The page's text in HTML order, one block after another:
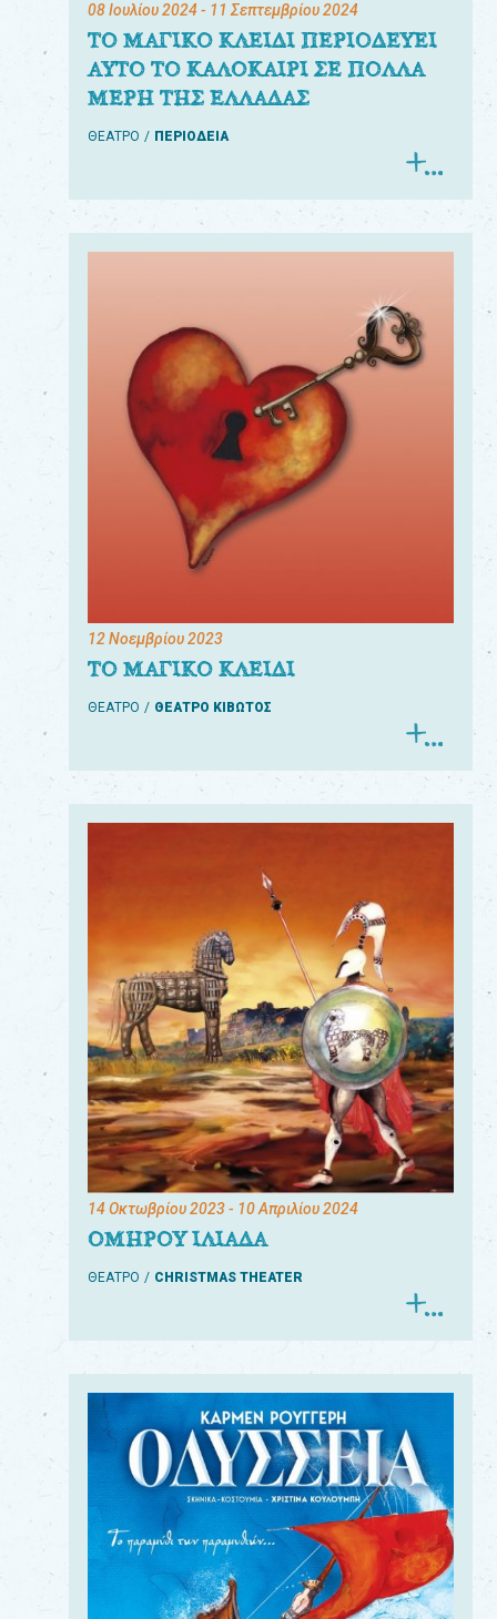
08 Ιουλίου 2024- 11 Σεπτεμβρίου 2024
ΤΟ ΜΑΓΙΚΟ ΚΛΕΙΔΙ ΠΕΡΙΟΔΕΥΕΙ
ΑΥΤΟ ΤΟ ΚΑΛΟΚΑΙΡΙ ΣΕ ΠΟΛΛΑ
ΜΕΡΗ ΤΗΣ ΕΛΛΑΔΑΣ
ΘΕΑΤΡΟ ΠΕΡΙΟΔΕΙΑ
12 Νοεμβρίου 2023
ΤΟ ΜΑΓΙΚΟ ΚΛΕΙΔΙ
ΘΕΑΤΡΟ ΘΕΑΤΡΟ ΚΙΒΩΤΟΣ
14 Οκτωβρίου 2023- 10 Απριλίου 2024
ΟΜΗΡΟΥ ΙΛΙΑΔΑ
ΘΕΑΤΡΟ CHRISTMAS THEATER